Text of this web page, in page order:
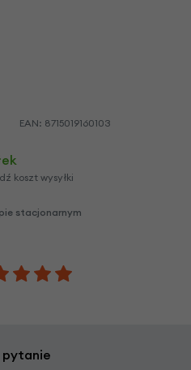
EAN: 8715019160103
koszt wysyłki
stacjonarnym
pytanie